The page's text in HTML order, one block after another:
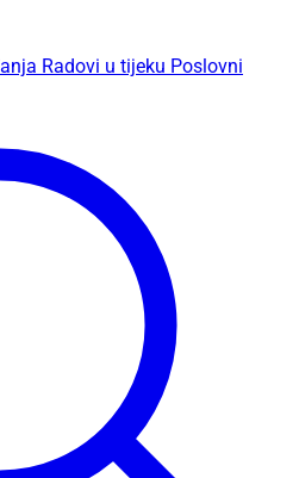
Radovi u tijeku Poslovni